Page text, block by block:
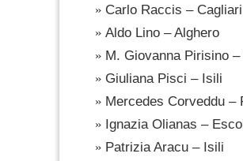
Carlo Raccis – Cagliari
Aldo Lino – Alghero
M. Giovanna Pirisino
Giuliana Pisci – Isili
Mercedes Corveddu –
Ignazia Olianas –
Patrizia Aracu – Isili